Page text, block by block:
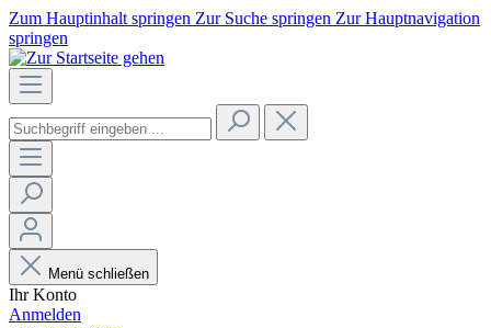
Zum Hauptinhalt springen Zur Suche springen Zur Hauptnavigation
springen
Menü schließen
Ihr Konto
Anmelden